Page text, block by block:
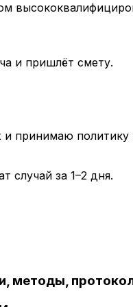
и пришлёт смету.
и принимаю
случай за 1–2 дня.
методы,